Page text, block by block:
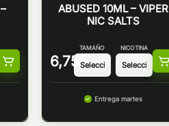
ABUSED 10ML – VIPER
NIC SALTS
6,75 €
TAMAÑO NICOTINA
Entrega martes